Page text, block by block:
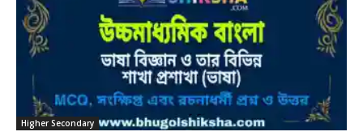
Higher Secondary